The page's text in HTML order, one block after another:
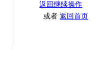
返回继续操作
或者返回首页